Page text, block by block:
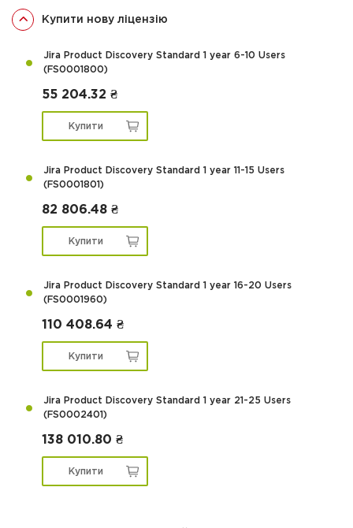
Купити нову ліцензію
Jira Product Discovery Standard 1 year 6-10 Users
(FS0001800)
55 204.32 ₴
Купити
Jira Product Discovery Standard 1 year 11-15 Users
(FS0001801)
82 806.48 ₴
Купити
Jira Product Discovery Standard 1 year 16-20 Users
(FS0001960)
110 408.64 ₴
Купити
Jira Product Discovery Standard 1 year 21-25 Users
(FS0002401)
138 010.80 ₴
Купити